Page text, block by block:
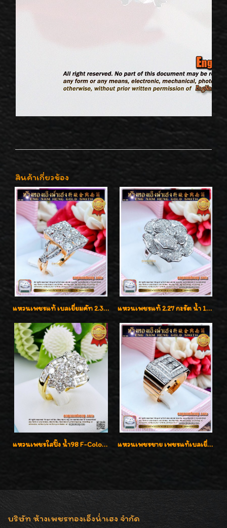
สินค้าเกี่ยวข้อง
แหวนเพชรแท้ เบลเยี่ยมคัท 2.39 กะรัต น้ำ 98 F-Color/VVS ดีไซน์หน้ากว้างหรูเต็มนิ้ว แหวนเพชรแท้ 2.27 กะรัต น้ำ 100% เบลเยี่ยมคัท ลวดลายดอกกุหลาบหรู
แหวนเพชรใสปิ๊ง น้ำ98 F-Color/VVS1 น้ำหนักเพชรรวม 2.56 กะรัต ใส่เต็มนิ้วเพชรเป็นน้ำเป็นเนื้อสวยมากๆค่ะ แหวนเพชรชาย เพชรแท้เบลเยี่ยมคัท น้ำ100% D-Color/VVS 2.46 กะรัต
บริษัท ห้างเพชรทองเอ็งน่ำเฮง จำกัด